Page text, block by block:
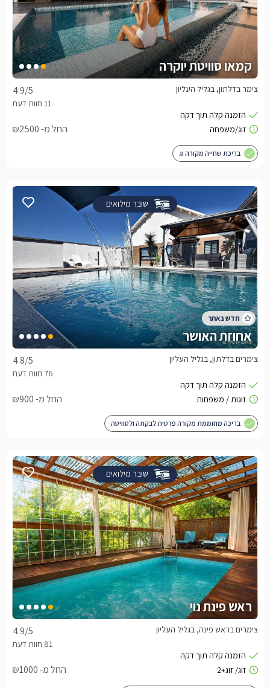
קמאו סוויטת יוקרה
4.9/5 צימר בדלתון, בגליל העליון
החל מ- ₪2500
בריכת שחייה מקורה וג
שובר מילואים
אחוזת האושר
4.8/5 צימרים בדלתון, בגליל העליון
החל מ- ₪900
בריכה מחוממת מקורה פרטית לבקתה ולסוויטה
שובר מילואים
ראש פינת נוי
4.9/5 צימרים בראש פינה, בגליל העליון
החל מ- ₪1000